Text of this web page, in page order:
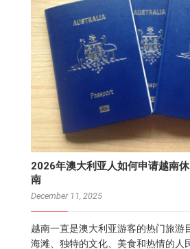
2026年澳大利亚人如何申请越南
南
December 11, 2025
越南一直是澳大利亚游客的热门旅游
海滩、独特的文化、美食和热情的人